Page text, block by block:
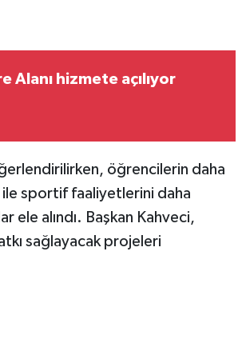
Alanı hizmete açılıyor
öğrencilerin daha
sportif faaliyetlerini daha
ele alındı. Başkan Kahveci,
sağlayacak projeleri